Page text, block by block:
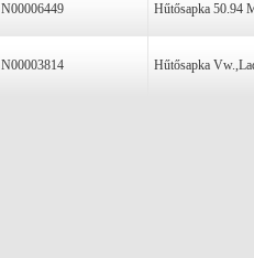
N00006449 Hűtősapka 50.94
N00003814 Hűtősapka